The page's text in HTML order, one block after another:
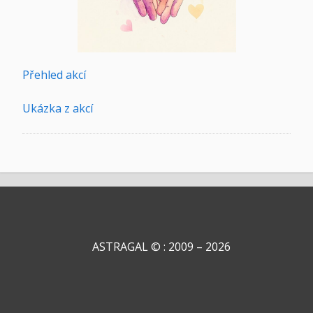
Přehled akcí
Ukázka z akcí
ASTRAGAL © : 2009 – 2026